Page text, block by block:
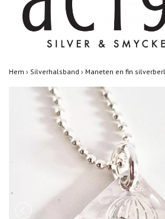
Hem › Silverhalsband › Maneten en fin